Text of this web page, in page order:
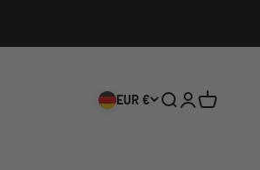
EUR € SucheAnmelden